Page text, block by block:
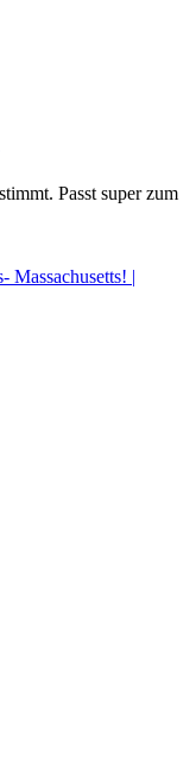
Passt super zum
Massachusetts! |